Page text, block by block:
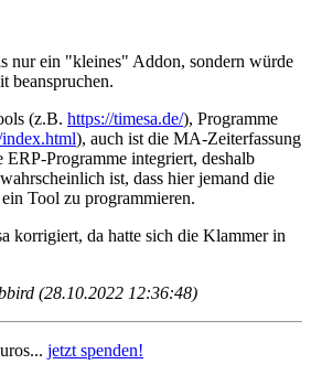
nur ein "kleines" Addon, sondern würde
beanspruchen.
(z.B. https://timesa.de/), Programme
), auch ist die MA-Zeiterfassung
ERP-Programme integriert, deshalb
ist, dass hier jemand die
Tool zu programmieren.
korrigiert, da hatte sich die Klammer in
(28.10.2022 12:36:48)
uros... jetzt spenden!